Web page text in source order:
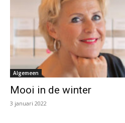
Algemeen
Mooi in de winter
3 januari 2022